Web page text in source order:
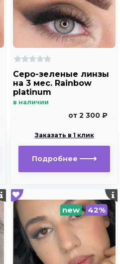
Серо-зеленые линзы
на 3 мес. Rainbow
platinum
в наличии
от 2 300 ₽
Заказать в 1 клик
Подробнее
new 42%